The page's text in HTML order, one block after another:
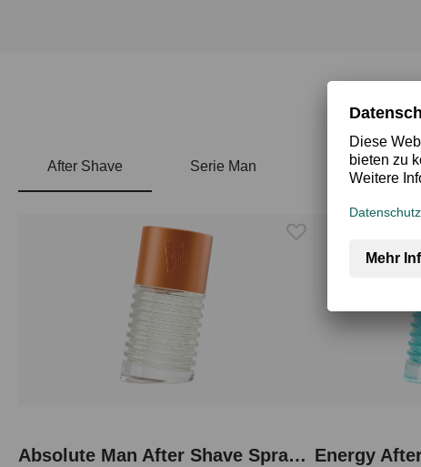
After Shave Serie Man
Absolute Man After Shave Spray 50 ml Energy